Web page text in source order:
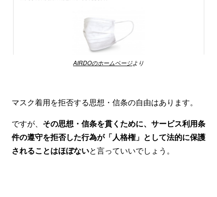
AIRDOのホームページより
マスク着用を拒否する思想・信条の自由はあります。
ですが、 その思想・信条を貫くために、サービス利用条
件の遵守を拒否した行為が「人格権」として法的に保護
されることはほぼないと言っていいでしょう。